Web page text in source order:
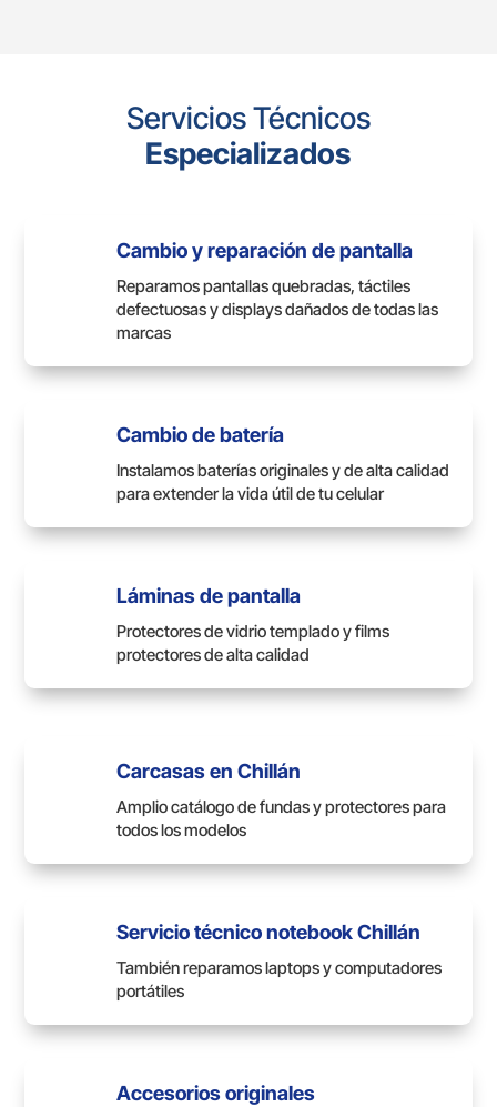
Servicios Técnicos
Especializados
Cambio y reparación de pantalla
Reparamos pantallas quebradas, táctiles
defectuosas y displays dañados de todas las
marcas
Cambio de batería
Instalamos baterías originales y de alta calidad
para extender la vida útil de tu celular
Láminas de pantalla
Protectores de vidrio templado y films
protectores de alta calidad
Carcasas en Chillán
Amplio catálogo de fundas y protectores para
todos los modelos
Servicio técnico notebook Chillán
También reparamos laptops y computadores
portátiles
Accesorios originales